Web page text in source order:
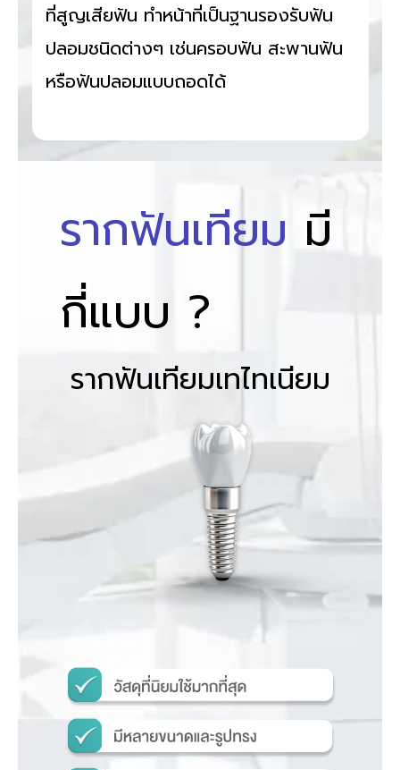
ที่สูญเสียฟัน ทำหน้าที่เป็นฐานรองรับฟัน
ปลอมชนิดต่างๆ เช่นครอบฟัน สะพานฟัน
หรือฟันปลอมแบบถอดได้
รากฟันเทียม มี
กี่แบบ ?
รากฟันเทียมเทไทเนียม